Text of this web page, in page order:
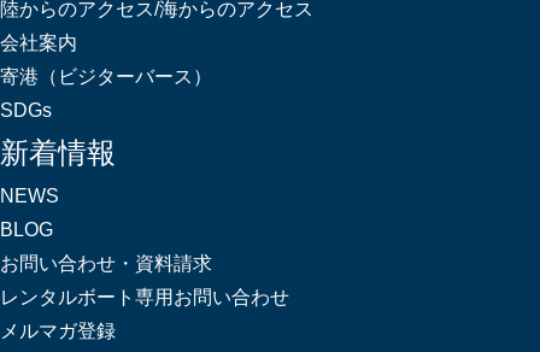
陸からのアクセス/海からのアクセス
会社案内
寄港（ビジターバース）
SDGs
新着情報
NEWS
BLOG
お問い合わせ・資料請求
レンタルボート専用お問い合わせ
メルマガ登録